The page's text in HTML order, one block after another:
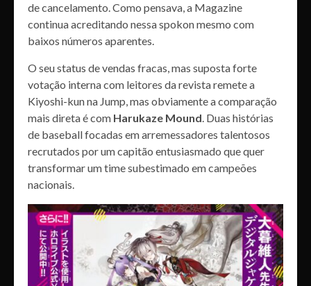
de cancelamento. Como pensava, a Magazine
continua acreditando nessa spokon mesmo com
baixos números aparentes.
O seu status de vendas fracas, mas suposta forte
votação interna com leitores da revista remete a
Kiyoshi-kun na Jump, mas obviamente a comparação
mais direta é com Harukaze Mound. Duas histórias
de baseball focadas em arremessadores talentosos
recrutados por um capitão entusiasmado que quer
transformar um time subestimado em campeões
nacionais.